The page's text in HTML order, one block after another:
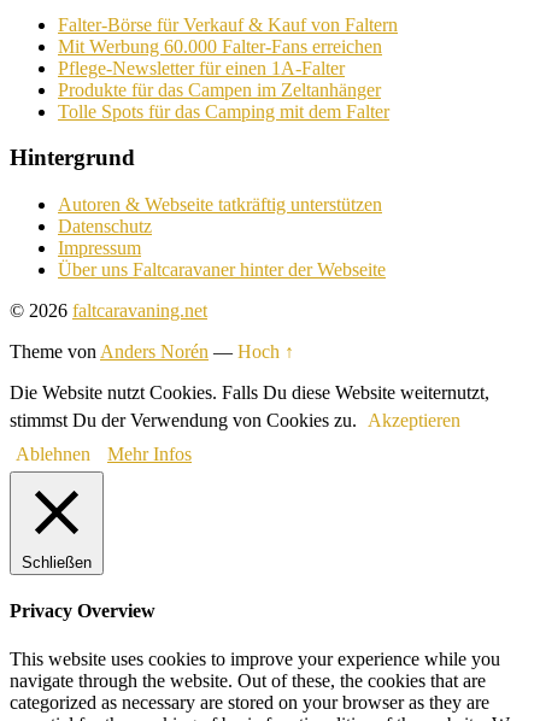
Falter-Börse für Verkauf & Kauf von Faltern
Mit Werbung 60.000 Falter-Fans erreichen
Pflege-Newsletter für einen 1A-Falter
Produkte für das Campen im Zeltanhänger
Tolle Spots für das Camping mit dem Falter
Hintergrund
Autoren & Webseite tatkräftig unterstützen
Datenschutz
Impressum
Über uns Faltcaravaner hinter der Webseite
© 2026 faltcaravaning.net
Theme von Anders Norén — Hoch ↑
Die Website nutzt Cookies. Falls Du diese Website weiternutzt,
stimmst Du der Verwendung von Cookies zu.
Akzeptieren
Ablehnen
Mehr Infos
Schließen
Privacy Overview
This website uses cookies to improve your experience while you
navigate through the website. Out of these, the cookies that are
categorized as necessary are stored on your browser as they are